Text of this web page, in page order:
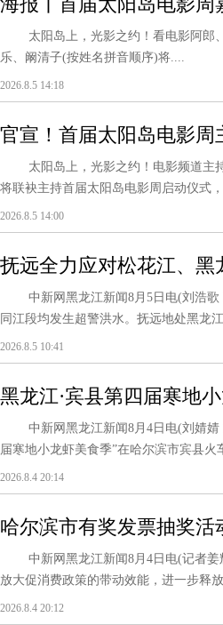
太阳岛上，光影之约！看电影阿郎、
乐、阚清子(按姓名拼音顺序)将....
2026.8.5 14:18
官宣！首届太阳岛电影周
太阳岛上，光影之约！电影频道主持
将联袂主持首届太阳岛电影周启动仪式
2026.8.5 14:00
抚远全力应对松花江、
中新网黑龙江新闻8月5日电(刘浩歌
同江段均发生超警洪水。抚远地处黑龙
2026.8.5 10:41
黑龙江·宾县第四届寒地
中新网黑龙江新闻8月4日电(刘婧婧
届寒地小龙虾美食季”在哈尔滨市宾县
2026.8.4 20:14
哈尔滨市有奖发票抽奖活
中新网黑龙江新闻8月4日电(记者姜
放大促消费政策的带动效能，进一步释
2026.8.4 20:12